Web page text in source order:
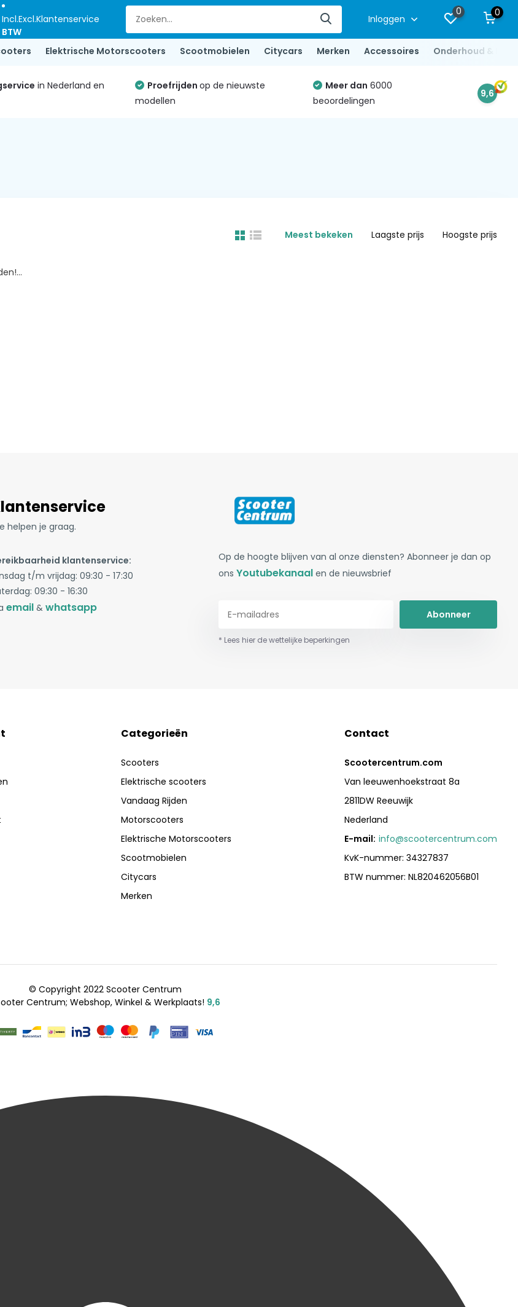
Incl.Excl.
BTW
Klantenservice Inloggen
0 0
Elektrische Motorscooters Scootmobielen Citycars Merken Accessoires Onderhoud &
in Nederland en
Proefrijdenop de nieuwste
modellen
Meer dan 6000
beoordelingen
9,6
Meest bekeken Laagste prijs Hoogste prijs
helpen je graag.
klantenservice:
t/m vrijdag: 09:30 - 17:30
09:30 - 16:30
email& whatsapp
Op de hoogte blijven van al onze diensten? Abonneer je dan op
onsYoutubekanaal en de nieuwsbrief
Abonneer
* Lees hier de wettelijke beperkingen
Categorieën
Scooters
Elektrische scooters
Vandaag Rijden
Motorscooters
Elektrische Motorscooters
Scootmobielen
Citycars
Merken
Contact
Scootercentrum.com
Van leeuwenhoekstraat 8a
2811DW Reeuwijk
Nederland
E-mail: info@scootercentrum.com
KvK-nummer: 34327837
BTW nummer: NL820462056B01
© Copyright 2022 Scooter Centrum
Centrum; Webshop, Winkel & Werkplaats! 9,6